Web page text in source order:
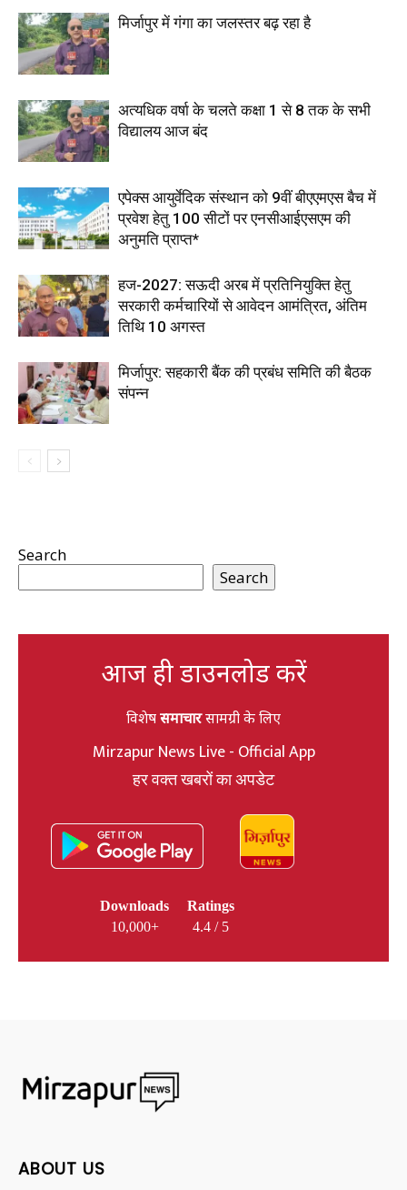
मिर्जापुर में गंगा का जलस्तर बढ़ रहा है
अत्यधिक वर्षा के चलते कक्षा 1 से 8 तक के सभी
विद्यालय आज बंद
एपेक्स आयुर्वेदिक संस्थान को 9वीं बीएएमएस बैच में
प्रवेश हेतु 100 सीटों पर एनसीआईएसएम की
अनुमति प्राप्त*
हज-2027: सऊदी अरब में प्रतिनियुक्ति हेतु
सरकारी कर्मचारियों से आवेदन आमंत्रित, अंतिम
तिथि 10 अगस्त
मिर्जापुर: सहकारी बैंक की प्रबंध समिति की बैठक
संपन्न
Search
Search
आज ही डाउनलोड करें
विशेषसमाचारसामग्री के लिए
Mirzapur News Live - Official App
हर वक्त खबरों का अपडेट
Downloads
10,000+
Ratings
4.4 / 5
ABOUT US